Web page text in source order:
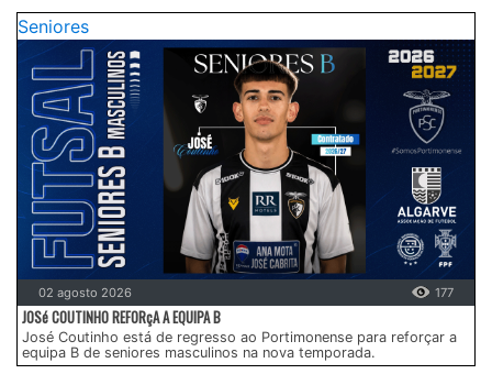
Seniores
02 agosto 2026 177
JOSé COUTINHO REFORçA A EQUIPA B
José Coutinho está de regresso ao Portimonense para reforçar a
equipa B de seniores masculinos na nova temporada.